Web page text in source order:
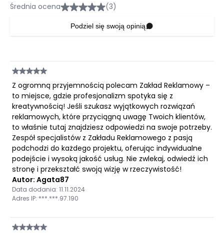
Średnia ocena (3)
Podziel się swoją opinią
Z ogromną przyjemnością polecam Zakład Reklamowy –
to miejsce, gdzie profesjonalizm spotyka się z
kreatywnością! Jeśli szukasz wyjątkowych rozwiązań
reklamowych, które przyciągną uwagę Twoich klientów,
to właśnie tutaj znajdziesz odpowiedzi na swoje potrzeby.
Zespół specjalistów z Zakładu Reklamowego z pasją
podchodzi do każdego projektu, oferując indywidualne
podejście i wysoką jakość usług. Nie zwlekaj, odwiedź ich
stronę i przekształć swoją wizję w rzeczywistość!
Autor: Agata87
Data dodania: 11.11.2024
Adres IP: ***.***.97.190